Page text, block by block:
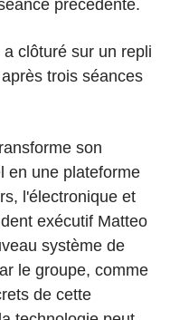
précédente.
clôturé sur un repli
trois séances
son
en une plateforme
l'électronique et
exécutif Matteo
système de
le groupe, comme
de cette